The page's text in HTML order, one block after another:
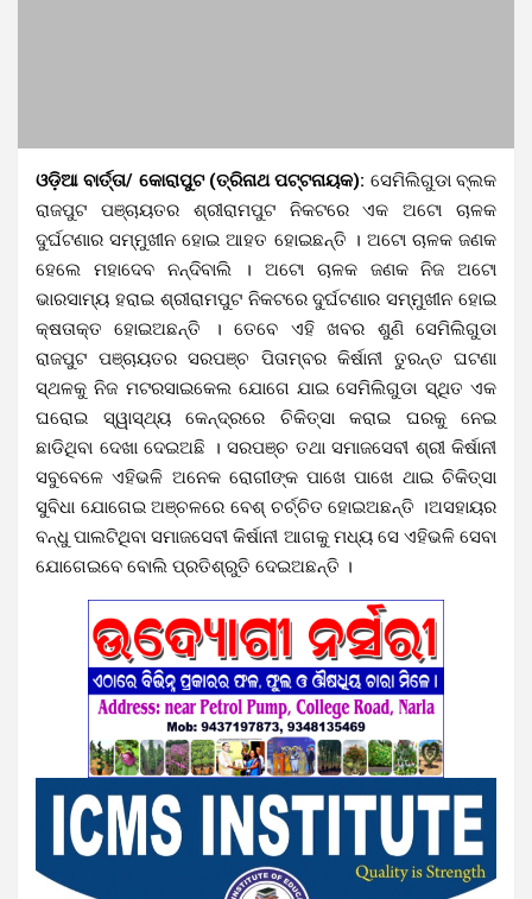
ଓଡ଼ିଆ ବାର୍ତ୍ତା/ କୋରାପୁଟ (ତ୍ରିନାଥ ପଟ୍ଟନାୟକ): ସେମିଲିଗୁଡା ବ୍ଲକ
ରାଜପୁଟ ପଞ୍ଚାୟତର ଶ୍ରୀରାମପୁଟ ନିକଟରେ ଏକ ଅଟୋ ଚାଳକ
ଦୁର୍ଘଟଣାର ସମ୍ମୁଖୀନ ହୋଇ ଆହତ ହୋଇଛନ୍ତି । ଅଟୋ ଚାଳକ ଜଣକ
ହେଲେ ମହାଦେବ ନନ୍ଦିବାଲି । ଅଟୋ ଚାଳକ ଜଣକ ନିଜ ଅଟୋ
ଭାରସାମ୍ୟ ହରାଇ ଶ୍ରୀରାମପୁଟ ନିକଟରେ ଦୁର୍ଘଟଣାର ସମ୍ମୁଖୀନ ହୋଇ
କ୍ଷତାକ୍ତ ହୋଇଅଛନ୍ତି । ତେବେ ଏହି ଖବର ଶୁଣି ସେମିଲିଗୁଡା
ରାଜପୁଟ ପଞ୍ଚାୟତର ସରପଞ୍ଚ ପିତାମ୍ବର କିର୍ଷାନୀ ତୁରନ୍ତ ଘଟଣା
ସ୍ଥଳକୁ ନିଜ ମଟରସାଇକେଲ ଯୋଗେ ଯାଇ ସେମିଲିଗୁଡା ସ୍ଥିତ ଏକ
ଘରୋଇ ସ୍ୱାସ୍ଥ୍ୟ କେନ୍ଦ୍ରରେ ଚିକିତ୍ସା କରାଇ ଘରକୁ ନେଇ
ଛାଡିଥିବା ଦେଖା ଦେଇଅଛି । ସରପଞ୍ଚ ତଥା ସମାଜସେବୀ ଶ୍ରୀ କିର୍ଷାନୀ
ସବୁବେଳେ ଏହିଭଳି ଅନେକ ରୋଗୀଙ୍କ ପାଖେ ପାଖେ ଥାଇ ଚିକିତ୍ସା
ସୁବିଧା ଯୋଗେଇ ଅଞ୍ଚଳରେ ବେଶ୍ ଚର୍ଚ୍ଚିତ ହୋଇଅଛନ୍ତି ।ଅସହାୟର
ବନ୍ଧୁ ପାଲଟିଥିବା ସମାଜସେବୀ କିର୍ଷାନୀ ଆଗକୁ ମଧ୍ୟ ସେ ଏହିଭଳି ସେବା
ଯୋଗେଇବେ ବୋଲି ପ୍ରତିଶ୍ରୁତି ଦେଇଅଛନ୍ତି ।